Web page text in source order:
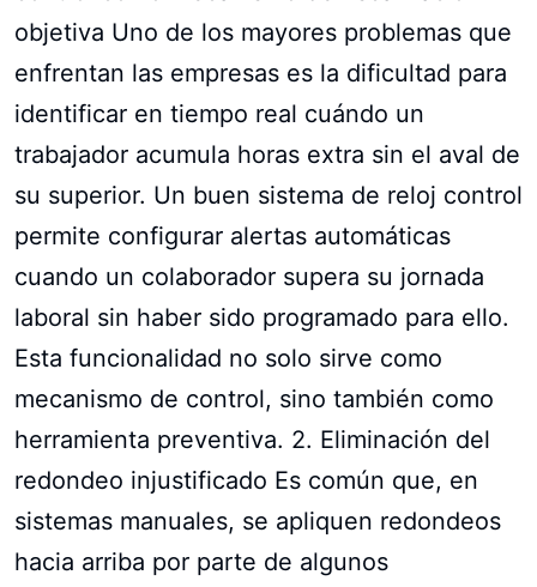
objetiva Uno de los mayores problemas que
enfrentan las empresas es la dificultad para
identificar en tiempo real cuándo un
trabajador acumula horas extra sin el aval de
su superior. Un buen sistema de reloj control
permite configurar alertas automáticas
cuando un colaborador supera su jornada
laboral sin haber sido programado para ello.
Esta funcionalidad no solo sirve como
mecanismo de control, sino también como
herramienta preventiva. 2. Eliminación del
redondeo injustificado Es común que, en
sistemas manuales, se apliquen redondeos
hacia arriba por parte de algunos